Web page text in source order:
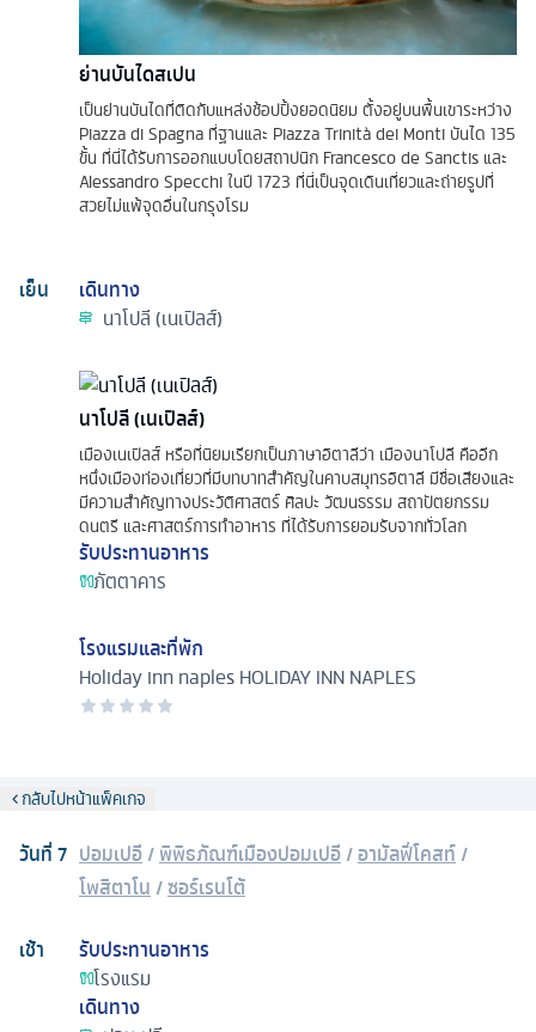
ย่านบันไดสเปน
เป็นย่านบันไดที่ติดกับแหล่งช้อปปิ้งยอดนิยม ตั้งอยู่บนพื้นเขาระหว่าง
Piazza di Spagna ที่ฐานและ Piazza Trinità dei Monti บันได 135
ขั้น ที่นี่ได้รับการออกแบบโดยสถาปนิก Francesco de Sanctis และ
Alessandro Specchi ในปี 1723 ที่นี่เป็นจุดเดินเที่ยวและถ่ายรูปที่
สวยไม่แพ้จุดอื่นในกรุงโรม
เย็น
เดินทาง
นาโปลี (เนเปิลส์)
นาโปลี (เนเปิลส์)
เมืองเนเปิลส์ หรือที่นิยมเรียกเป็นภาษาอิตาลีว่า เมืองนาโปลี คืออีก
หนึ่งเมืองท่องเที่ยวที่มีบทบาทสำคัญในคาบสมุทรอิตาลี มีชื่อเสียงและ
มีความสำคัญทางประวัติศาสตร์ ศิลปะ วัฒนธรรม สถาปัตยกรรม
ดนตรี และศาสตร์การทำอาหาร ที่ได้รับการยอมรับจากทั่วโลก
รับประทานอาหาร
ภัตตาคาร
โรงแรมและที่พัก
Holiday inn naplesHOLIDAY INN NAPLES
กลับไปหน้าแพ็คเกจ
วันที่7 ปอมเปอี/พิพิธภัณฑ์เมืองปอมเปอี/อามัลฟี่โคสท์/
โพสิตาโน /ซอร์เรนโต้
เช้า
รับประทานอาหาร
โรงแรม
เดินทาง